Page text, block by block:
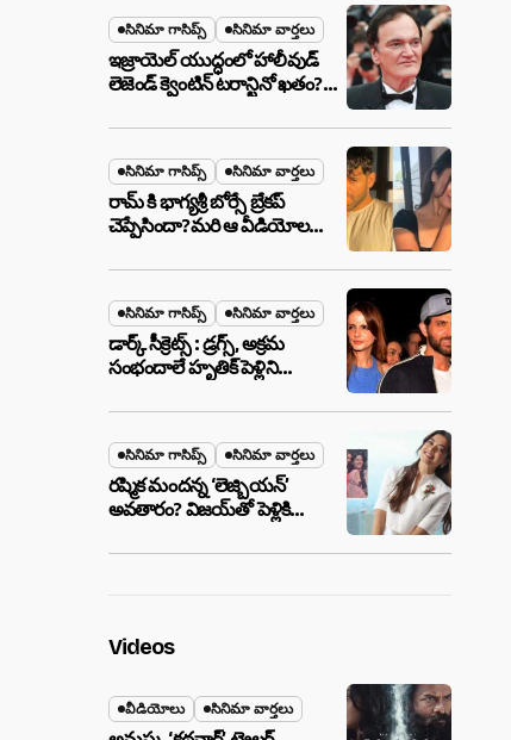
సినిమా గాసిప్స్ సినిమా వార్తలు
ఇజ్రాయెల్ యుద్ధంలో హాలీవుడ్
లెజెండ్ క్వెంటిన్ టరాన్టినో ఖతం?
బూడిదయ్యారా? అసలు నిజం
ఇదీ!
సినిమా గాసిప్స్ సినిమా వార్తలు
రామ్ కి భాగ్యశ్రీ బోర్సే బ్రేకప్
చెప్పేసిందా?మరి ఆ వీడియోల
సినిమా గాసిప్స్ సినిమా వార్తలు
డార్క్ సీక్రెట్స్ : డ్రగ్స్, అక్రమ
సంభందాలే హృతిక్ పెళ్లిని
సినిమా గాసిప్స్ సినిమా వార్తలు
రష్మిక మందన్న ‘లెజ్బియన్’
అవతారం? విజయ్‌తో పెళ్లికి
,నిజమేనా?
Videos
వీడియోలు సినిమా వార్తలు